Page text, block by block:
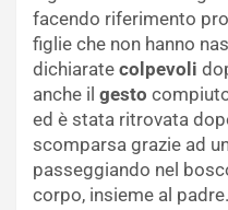
facendo riferimento
figlie che non hanno
dichiarate colpevoli
anche il gesto
ed è stata ritrovata
scomparsa grazie ad
passeggiando nel
corpo, insieme al padre.